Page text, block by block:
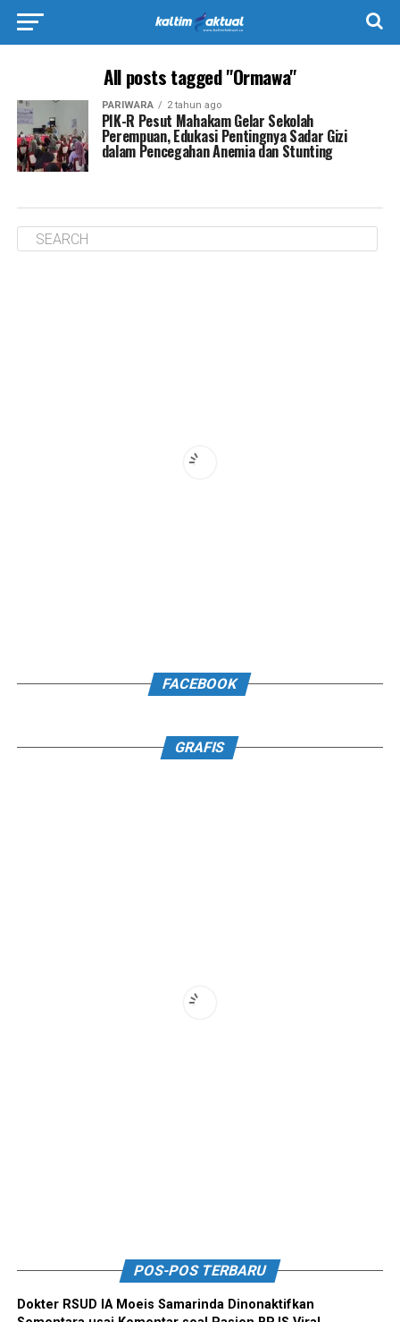
All posts tagged "Ormawa"
PARIWARA 2 tahun ago
PIK-R Pesut Mahakam Gelar Sekolah
Perempuan, Edukasi Pentingnya Sadar Gizi
dalam Pencegahan Anemia dan Stunting
FACEBOOK
GRAFIS
POS-POS TERBARU
Dokter RSUD IA Moeis Samarinda Dinonaktifkan